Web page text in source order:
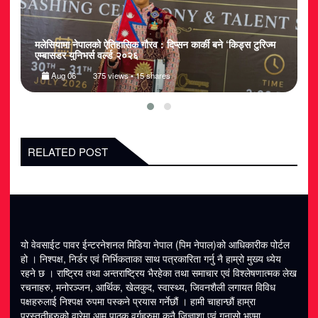
मलेसियामा नेपालको ऐतिहासिक गौरव : दिप्सन कार्की बने ‘किड्स टुरिज्म
एम्बासडर युनिभर्स वर्ल्ड २०२६
Aug 06 375 views • 15 shares
RELATED POST
यो वेवसाईट पावर ईन्टरनेशनल मिडिया नेपाल (पिम नेपाल)को आधिकारीक पोर्टल
हो । निश्पक्ष, निर्डर एवं निर्भिकताका साथ पत्रकारिता गर्नु नै हाम्रो मुख्य ध्येय
रहने छ । राष्ट्रिय तथा अन्तराष्ट्रिय भैरहेका तथा समाचार एवं विश्लेषणात्मक लेख
रचनाहरु, मनोरञ्जन, आर्थिक, खेलकुद, स्वास्थ्य, जिवनशैली लगायत विविध
पक्षहरुलाई निश्पक्ष रुपमा पस्कने प्रयास गर्नेछौं । हामी चाहान्छौं हाम्रा